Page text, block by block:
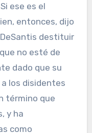
ese es el
entonces, dijo
destituir
no esté de
dado que su
los disidentes
término que
y ha
como